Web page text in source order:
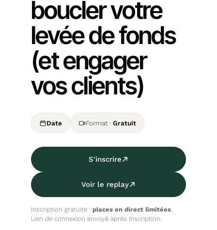
boucler votre
levée de fonds
(et engager
vos clients)
Date Format · Gratuit
S'inscrire
Voir le replay
Inscription gratuite · places en direct limitées.
Lien de connexion envoyé après inscription.